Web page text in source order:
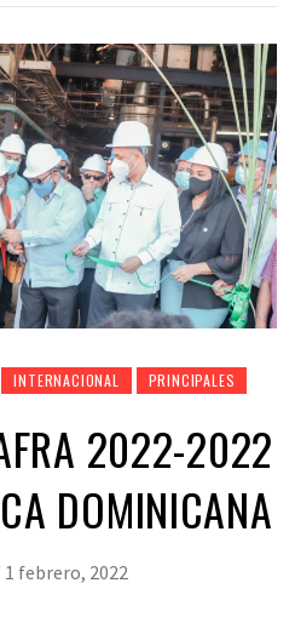
INTERNACIONAL PRINCIPALES
2022-2022
DOMINICANA
1 febrero, 2022